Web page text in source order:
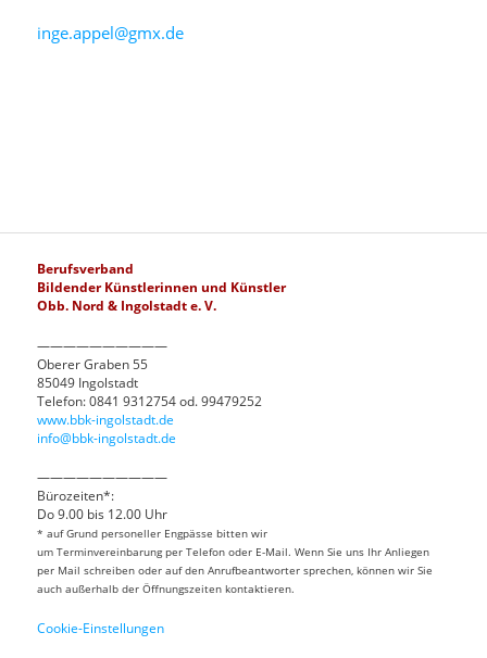
inge.appel@gmx.de
Berufsverband
Bildender Künstlerinnen und Künstler
Obb. Nord & Ingolstadt e. V.
——————————
Oberer Graben 55
85049 Ingolstadt
Telefon: 0841 9312754 od. 99479252
www.bbk-ingolstadt.de
info@bbk-ingolstadt.de
——————————
Bürozeiten*:
Do 9.00 bis 12.00 Uhr
* auf Grund personeller Engpässe bitten wir
um Terminvereinbarung per Telefon oder E-Mail. Wenn Sie uns Ihr Anliegen
per Mail schreiben oder auf den Anrufbeantworter sprechen, können wir Sie
auch außerhalb der Öffnungszeiten kontaktieren.
Cookie-Einstellungen